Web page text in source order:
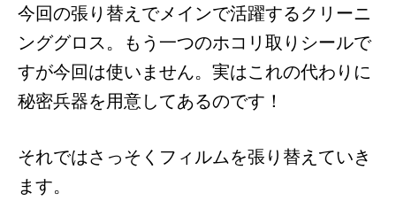
今回の張り替えでメインで活躍するクリーニ
ンググロス。もう一つのホコリ取りシールで
すが今回は使いません。実はこれの代わりに
秘密兵器を用意してあるのです！
それではさっそくフィルムを張り替えていき
ます。